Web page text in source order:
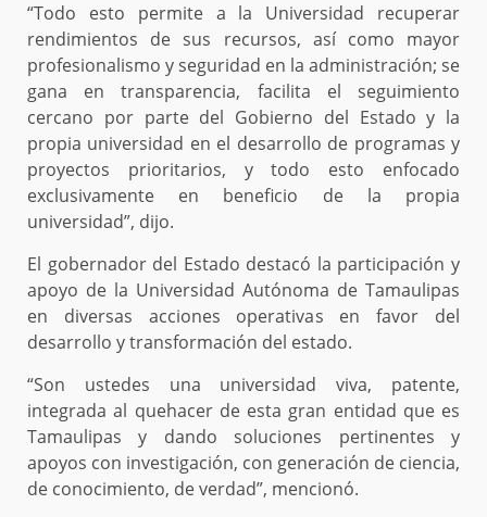
“Todo esto permite a la Universidad recuperar
rendimientos de sus recursos, así como mayor
profesionalismo y seguridad en la administración; se
gana en transparencia, facilita el seguimiento
cercano por parte del Gobierno del Estado y la
propia universidad en el desarrollo de programas y
proyectos prioritarios, y todo esto enfocado
exclusivamente en beneficio de la propia
universidad”, dijo.
El gobernador del Estado destacó la participación y
apoyo de la Universidad Autónoma de Tamaulipas
en diversas acciones operativas en favor del
desarrollo y transformación del estado.
“Son ustedes una universidad viva, patente,
integrada al quehacer de esta gran entidad que es
Tamaulipas y dando soluciones pertinentes y
apoyos con investigación, con generación de ciencia,
de conocimiento, de verdad”, mencionó.